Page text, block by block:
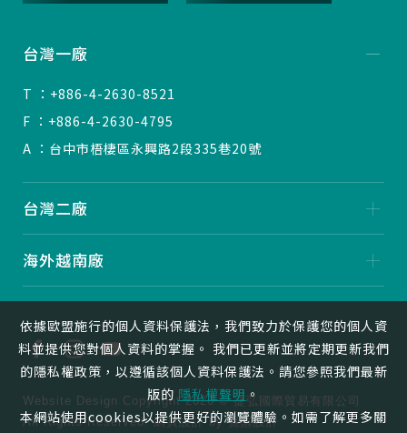
台灣一廠
T ：+886-4-2630-8521
F ：+886-4-2630-4795
A ：台中市梧棲區永興路2段335巷20號
台灣二廠
海外越南廠
Website Design Copyright 2026 © 捷弘國際貿易有限公司
All Rights Reserved.網頁設計by覺醒設計
依據歐盟施行的個人資料保護法，我們致力於保護您的個人資
料並提供您對個人資料的掌握。 我們已更新並將定期更新我們
的隱私權政策，以遵循該個人資料保護法。請您參照我們最新
版的隱私權聲明。
本網站使用cookies以提供更好的瀏覽體驗。如需了解更多關